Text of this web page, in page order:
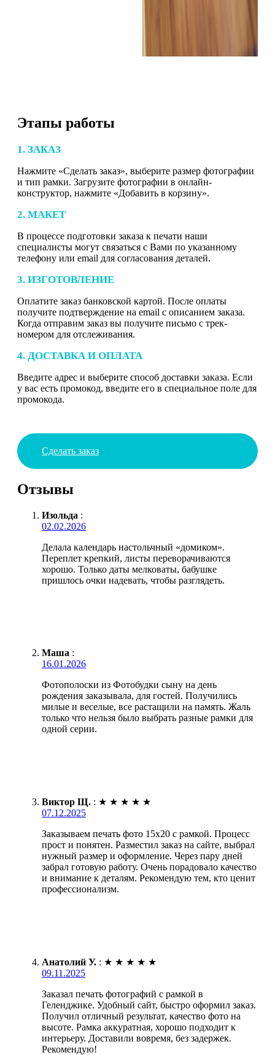
Этапы работы
1. ЗАКАЗ
Нажмите «Сделать заказ», выберите размер фотографии
и тип рамки. Загрузите фотографии в онлайн-
конструктор, нажмите «Добавить в корзину».
2. МАКЕТ
В процессе подготовки заказа к печати наши
специалисты могут связаться с Вами по указанному
телефону или email для согласования деталей.
3. ИЗГОТОВЛЕНИЕ
Оплатите заказ банковской картой. После оплаты
получите подтверждение на email с описанием заказа.
Когда отправим заказ вы получите письмо с трек-
номером для отслеживания.
4. ДОСТАВКА И ОПЛАТА
Введите адрес и выберите способ доставки заказа. Если
у вас есть промокод, введите его в специальное поле для
промокода.
Сделать заказ
Отзывы
Изольда :
02.02.2026
Делала календарь настольчный «домиком».
Переплет крепкий, листы переворачиваются
хорошо. Только даты мелковаты, бабушке
пришлось очки надевать, чтобы разглядеть.
Маша :
16.01.2026
Фотополоски из Фотобудки сыну на день
рождения заказывала, для гостей. Получились
милые и веселые, все растащили на память. Жаль
только что нельзя было выбрать разные рамки для
одной серии.
Виктор Щ. : ★ ★ ★ ★ ★
07.12.2025
Заказываем печать фото 15х20 с рамкой. Процесс
прост и понятен. Разместил заказ на сайте, выбрал
нужный размер и оформление. Через пару дней
забрал готовую работу. Очень порадовало качество
и внимание к деталям. Рекомендую тем, кто ценит
профессионализм.
Анатолий У. : ★ ★ ★ ★ ★
09.11.2025
Заказал печать фотографий с рамкой в
Геленджике. Удобный сайт, быстро оформил заказ.
Получил отличный результат, качество фото на
высоте. Рамка аккуратная, хорошо подходит к
интерьеру. Доставили вовремя, без задержек.
Рекомендую!